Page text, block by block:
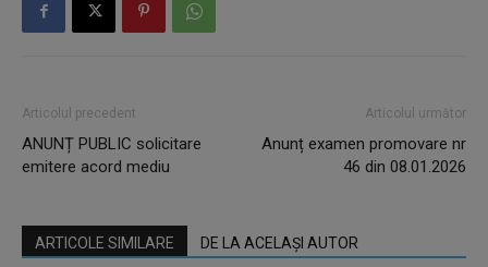
Articolul precedent
ANUNȚ PUBLIC solicitare
emitere acord mediu
Articolul următor
Anunț examen promovare nr
46 din 08.01.2026
ARTICOLE SIMILARE DE LA ACELAȘI AUTOR